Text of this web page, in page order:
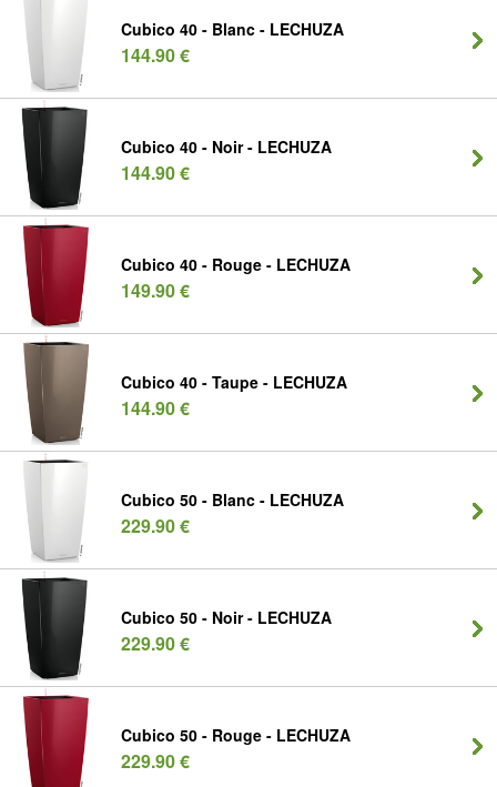
Cubico 40 - Blanc - LECHUZA
144.90 €
Cubico 40 - Noir - LECHUZA
144.90 €
Cubico 40 - Rouge - LECHUZA
149.90 €
Cubico 40 - Taupe - LECHUZA
144.90 €
Cubico 50 - Blanc - LECHUZA
229.90 €
Cubico 50 - Noir - LECHUZA
229.90 €
Cubico 50 - Rouge - LECHUZA
229.90 €